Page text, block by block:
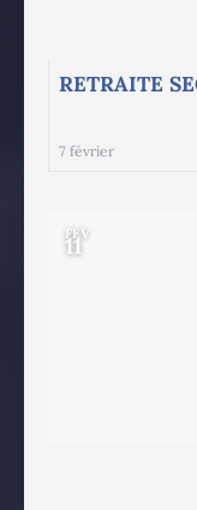
7 février
FÉV
11